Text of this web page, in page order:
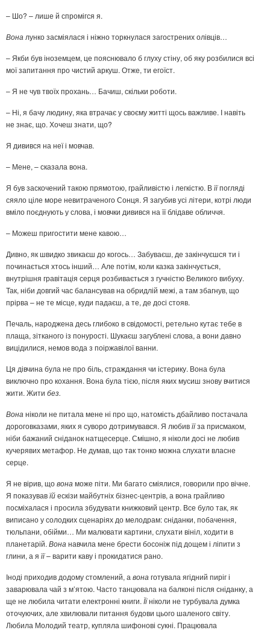
– Шо? – лише й спромігся я.
Вона лунко засміялася і ніжно торкнулася загострених олівців…
– Якби був іноземцем, це пояснювало б глуху стіну, об яку розбилися всі
мої запитання про чистий аркуш. Отже, ти егоїст.
– Я не чув твоїх прохань… Бачиш, скільки роботи.
– Ні, я бачу людину, яка втрачає у своєму житті щось важливе. І навіть
не знає, що. Хочеш знати, що?
Я дивився на неї і мовчав.
– Мене, – сказала вона.
Я був заскочений такою прямотою, грайливістю і легкістю. Вїїпогляді
сяяло ціле море невитраченого Сонця. Я загубив усі літери, котрі люди
вміло поєднують у слова, і мовчки дивився на її блідаве обличчя.
– Можеш пригостити мене кавою…
Дивно, як швидко звикаєш до когось… Забуваєш, де закінчуєшся ти і
починається хтось інший… Але потім, коли казка закінчується,
внутрішня гравітація серця розбивається з гучністю Великого вибуху.
Так, ніби довгий час балансував на обридлій межі, а там збагнув, що
прірва – не те місце, куди падаєш, а те, де досі стояв.
Печаль, народжена десь глибоко в свідомості, ретельно кутає тебе в
плаща, зітканого із понурості. Шукаєш загублені слова, а вони давно
вицідилися, немов вода з поіржавілої ванни.
Ця дівчина була не про біль, страждання чи істерику. Вона була
виключно про кохання. Вона була тією, після яких мусиш знову вчитися
жити. Жити без.
Вона ніколи не питала мене ні про що, натомість дбайливо постачала
дороговказами, яких я суворо дотримувався. Я любивїїза присмаком,
ніби бажаний сніданок натщесерце. Смішно, я ніколи досі не любив
кучерявих метафор. Не думав, що так тонко можна слухати власне
серце.
Я не вірив, щовона може піти. Ми багато сміялися, говорили про вічне.
Я показувавїйескізи майбутніх бізнес-центрів, а вона грайливо
посміхалася і просила збудувати книжковий центр. Все було так, як
виписано у солодких сценаріях до мелодрам: сніданки, побачення,
тюльпани, обійми… Ми малювати картини, слухати вініл, ходити в
планетарій. Вона навчила мене брести босоніж під дощем і ліпити з
глини, а я її– варити каву і прокидатися рано.
Іноді приходив додому стомлений, а вона готувала ягідний пиріг і
заварювала чай з м’ятою. Часто танцювала на балконі після сніданку, а
ще не любила читати електронні книги. Їїніколи не турбувала думка
оточуючих, але хвилювали питання будови цього шаленого світу.
Любила Молодий театр, купляла шифонові сукні. Працювала